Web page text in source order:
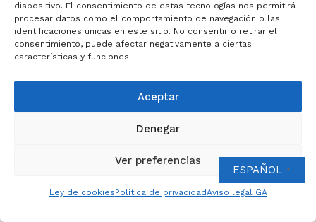
dispositivo. El consentimiento de estas tecnologías nos permitirá
procesar datos como el comportamiento de navegación o las
identificaciones únicas en este sitio. No consentir o retirar el
consentimiento, puede afectar negativamente a ciertas
características y funciones.
Aceptar
Denegar
Ver preferencias
Ley de cookiesPolítica de privacidadAviso legal GA
ESPAÑOL ▼